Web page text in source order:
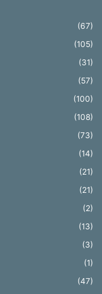
(67)
(105)
(31)
(57)
(100)
(108)
(73)
(14)
(21)
(21)
(2)
(13)
(3)
(1)
(47)